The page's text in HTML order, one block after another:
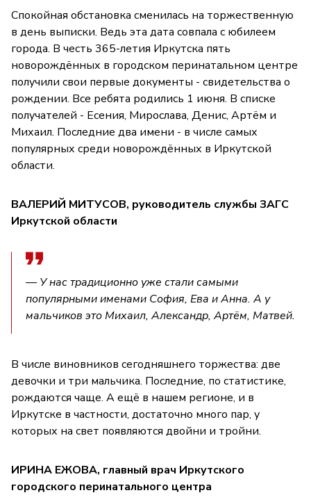
Спокойная обстановка сменилась на торжественную
в день выписки. Ведь эта дата совпала с юбилеем
города. В честь 365-летия Иркутска пять
новорождённых в городском перинатальном центре
получили свои первые документы - свидетельства о
рождении. Все ребята родились 1 июня. В списке
получателей - Есения, Мирослава, Денис, Артём и
Михаил. Последние два имени - в числе самых
популярных среди новорождённых в Иркутской
области.
ВАЛЕРИЙ МИТУСОВ, руководитель службы ЗАГС
Иркутской области
— У нас традиционно уже стали самыми
популярными именами София, Ева и Анна. А у
мальчиков это Михаил, Александр, Артём, Матвей.
В числе виновников сегодняшнего торжества: две
девочки и три мальчика. Последние, по статистике,
рождаются чаще. А ещё в нашем регионе, и в
Иркутске в частности, достаточно много пар, у
которых на свет появляются двойни и тройни.
ИРИНА ЕЖОВА, главный врач Иркутского
городского перинатального центра